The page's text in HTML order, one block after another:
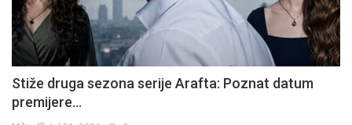
Stiže druga sezona serije Arafta: Poznat datum
premijere...